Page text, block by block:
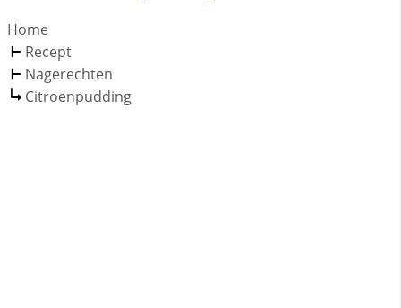
Home
Recept
Nagerechten
Citroenpudding